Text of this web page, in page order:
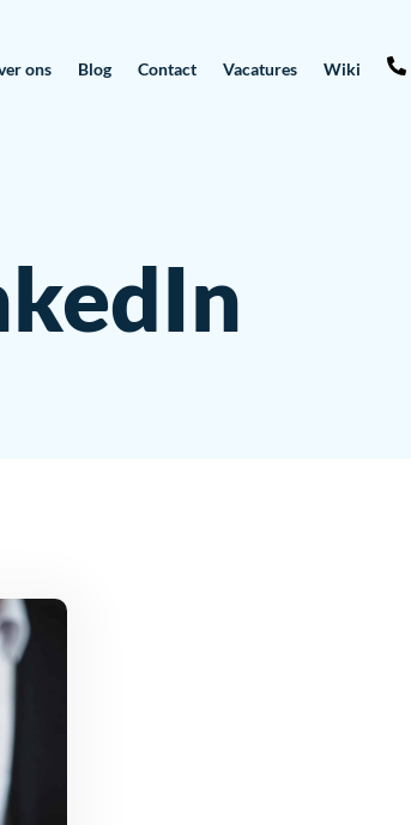
ons Blog Contact Vacatures Wiki